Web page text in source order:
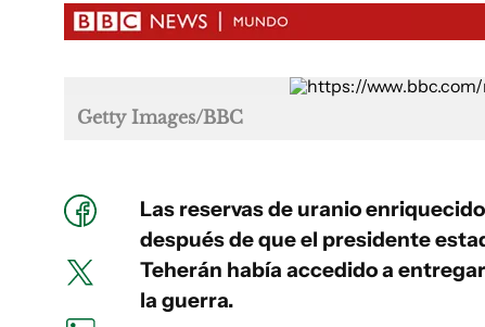
Getty Images/BBC
Las reservas de uranio
después de que el presidente
Teherán había accedido a
la guerra.